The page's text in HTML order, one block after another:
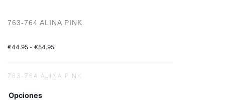
763-764 ALINA PINK
€44.95 - €54.95
763-764 ALINA PINK
Opciones